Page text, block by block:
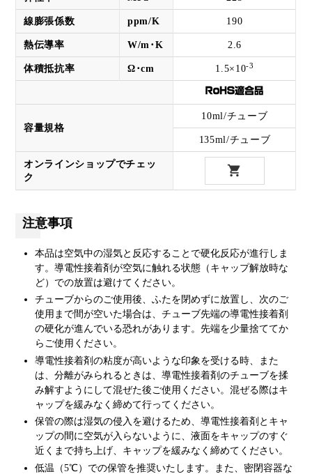
線膨張係数 ppm/K 190
熱伝導率 W/m･K 2.6
体積抵抗率 Ω･cm 1.5×10-3
容量規格
10ml/チューブ
135ml/チューブ
オンラインショップでチェッ
ク
注意事項
本品は空気中の湿気と反応することで硬化反応が進行しま
す。導電性接着剤が空気に触れる状態（キャップ解放時な
ど）での放置は避けてください。
チューブからのご使用後、ふたを閉めずに放置し、次のご
使用まで間が空いた場合は、チューブ先端の導電性接着剤
の硬化が進んでいる恐れがあります。先端を少量捨ててか
らご使用ください。
導電性接着剤の粘度が高いような印象を受ける時、また
は、分離がみられるときは、導電性接着剤のチューブを揉
み解すようにして混ぜた後ご使用ください。混ぜる際はキ
ャップを緩みなく締めて行ってください。
保管の際は湿気の侵入を避けるため、導電性接着剤とキャ
ップの間に空気が入らないように、液面をキャップのすぐ
近くまで持ち上げ、キャップを緩みなく締めてください。
低温（5℃）での保管を推奨いたします。また、密閉容器な